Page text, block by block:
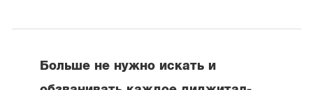
Больше не нужно искать и